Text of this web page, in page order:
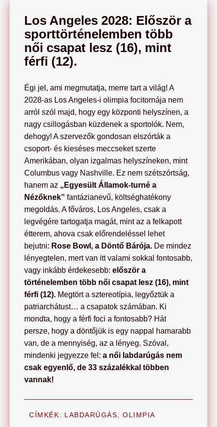
Los Angeles 2028: Először a
sporttörténelemben több
női csapat lesz (16), mint
férfi (12).
Égi jel, ami megmutatja, merre tart a világ! A
2028-as Los Angeles-i olimpia focitornája nem
arról szól majd, hogy egy központi helyszínen, a
nagy csillogásban küzdenek a sportolók. Nem,
dehogy! A szervezők gondosan elszórták a
csoport- és kieséses meccseket szerte
Amerikában, olyan izgalmas helyszíneken, mint
Columbus vagy Nashville. Ez nem szétszórtság,
hanem az „Egyesült Államok-turné a
Nézőknek” fantázianevű, költséghatékony
megoldás. A főváros, Los Angeles, csak a
legvégére tartogatja magát, mint az a felkapott
étterem, ahova csak előrendeléssel lehet
bejutni: Rose Bowl, a Döntő Bárója. De mindez
lényegtelen, mert van itt valami sokkal fontosabb,
vagy inkább érdekesebb: először a
történelemben több női csapat lesz (16), mint
férfi (12). Megtört a sztereotípia, legyőztük a
patriarchátust… a csapatok számában. Ki
mondta, hogy a férfi foci a fontosabb? Hát
persze, hogy a döntőjük is egy nappal hamarabb
van, de a mennyiség, az a lényeg. Szóval,
mindenki jegyezze fel: a női labdarúgás nem
csak egyenlő, de 33 százalékkal többen
vannak!
CÍMKÉK: LABDARÚGÁS OLIMPIA